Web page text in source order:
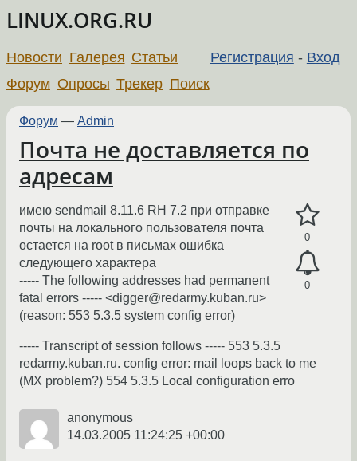
LINUX.ORG.RU
Регистрация - Вход
Новости Галерея Статьи
Форум Опросы Трекер Поиск
Форум — Admin
Почта не доставляется по
адресам
0
0
имею sendmail 8.11.6 RH 7.2 при отправке
почты на локального пользователя почта
остается на root в письмах ошибка
следующего характера
----- The following addresses had permanent
fatal errors ----- <digger@redarmy.kuban.ru>
(reason: 553 5.3.5 system config error)
----- Transcript of session follows ----- 553 5.3.5
redarmy.kuban.ru. config error: mail loops back to me
(MX problem?) 554 5.3.5 Local configuration erro
anonymous
14.03.2005 11:24:25 +00:00